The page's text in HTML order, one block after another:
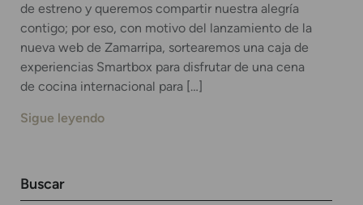
de estreno y queremos compartir nuestra alegría
contigo; por eso, con motivo del lanzamiento de la
nueva web de Zamarripa, sortearemos una caja de
experiencias Smartbox para disfrutar de una cena
de cocina internacional para […]
Sigue leyendo
Buscar